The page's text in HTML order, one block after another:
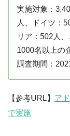
実施対象：
人、ドイツ：
リア：502人
1000名以上の
調査期間：
【参考URL】 ア
で実施